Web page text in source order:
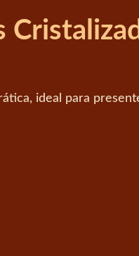
ideal para